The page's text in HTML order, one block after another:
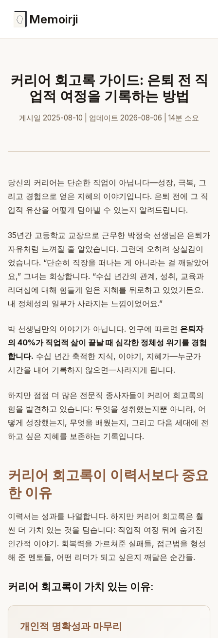
Memoirji
커리어 회고록 가이드: 은퇴 전 직
업적 여정을 기록하는 방법
게시일 2025-08-10 | 업데이트 2026-08-06 | 14분 소요
당신의 커리어는 단순한 직업이 아닙니다—성장, 극복, 그
리고 경험으로 얻은 지혜의 이야기입니다. 은퇴 전에 그 직
업적 유산을 어떻게 담아낼 수 있는지 알려드립니다.
35년간 고등학교 교장으로 근무한 박정숙 선생님은 은퇴가
자유처럼 느껴질 줄 알았습니다. 그런데 오히려 상실감이
었습니다. “단순히 직장을 떠나는 게 아니라는 걸 깨달았어
요,” 그녀는 회상합니다. “수십 년간의 관계, 성취, 교육과
리더십에 대해 힘들게 얻은 지혜를 뒤로하고 있었거든요.
내 정체성의 일부가 사라지는 느낌이었어요.”
박 선생님만의 이야기가 아닙니다. 연구에 따르면 은퇴자
의 40%가 직업적 삶이 끝날 때 심각한 정체성 위기를 경험
합니다. 수십 년간 축적한 지식, 이야기, 지혜가—누군가
시간을 내어 기록하지 않으면—사라지게 됩니다.
하지만 점점 더 많은 전문직 종사자들이 커리어 회고록의
힘을 발견하고 있습니다: 무엇을 성취했는지뿐 아니라, 어
떻게 성장했는지, 무엇을 배웠는지, 그리고 다음 세대에 전
하고 싶은 지혜를 보존하는 기록입니다.
커리어 회고록이 이력서보다 중요
한 이유
이력서는 성과를 나열합니다. 하지만 커리어 회고록은 훨
씬 더 가치 있는 것을 담습니다: 직업적 여정 뒤에 숨겨진
인간적 이야기. 회복력을 가르쳐준 실패들, 접근법을 형성
해 준 멘토들, 어떤 리더가 되고 싶은지 깨달은 순간들.
커리어 회고록이 가치 있는 이유:
개인적 명확성과 마무리